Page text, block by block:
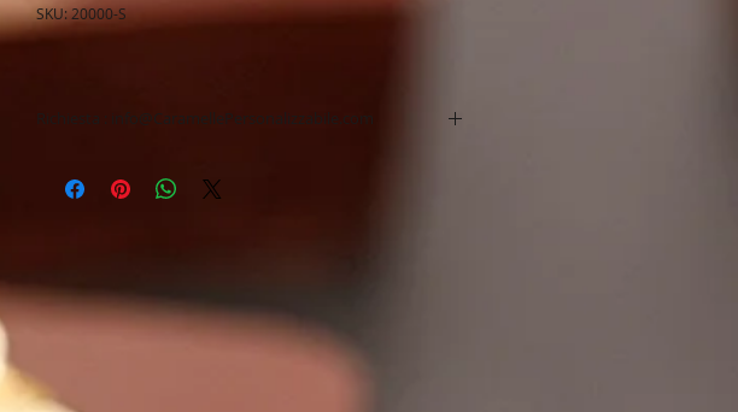
SKU: 20000-S
Richiesta : info@CaramellePersonalizzabile.com
Spedizione veloce & sicura
Ampio e Vasto assortimento.
Produzione Europea come norma di legge.
Tutti i nostri prodotti hanno gli ingredienti eticchete